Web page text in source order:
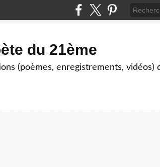
du 21ème
(poèmes, enregistrements, vidéos)